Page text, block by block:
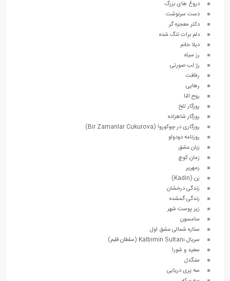
دروغ های بزرگ
دست سرنوشت
دکتر معجزه گر
دلم برات تنگ شده
دیلا خانم
رز سیاه
رژ لب صورتی
رفاقت
رهایی
روح النا
روزگار تلخ
روزگار شاهزاده
روزگاری در چوکوروا (Bir Zamanlar Cukurova)
روزنامه دودولو
زبان عشق
زمان کوچ
زمهریر
زن (Kadin)
زندگی درخشان
زندگی گمشده
زیر پوست شهر
سامسون
ستاره شمالی عشق اول
سریال Kalbimin Sultanı (سلطان قلبم)
سعید و شورا
سنگدل
سه پری دریایی